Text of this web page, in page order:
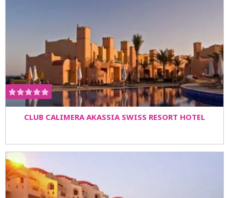
CLUB CALIMERA AKASSIA SWISS RESORT HOTEL